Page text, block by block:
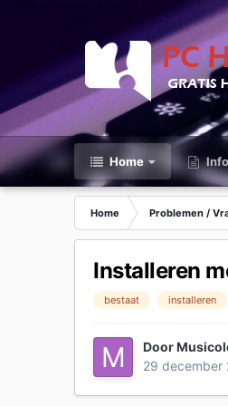
Home Info
Home Problemen /
Installeren
bestaat installeren
Door
29 december